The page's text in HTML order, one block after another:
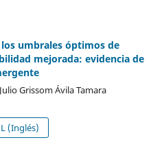
umbrales óptimos de
mejorada: evidencia de
Grissom Ávila Tamara
(Inglés)